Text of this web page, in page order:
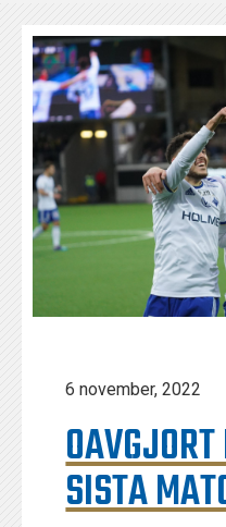
6 november, 2022
SISTA